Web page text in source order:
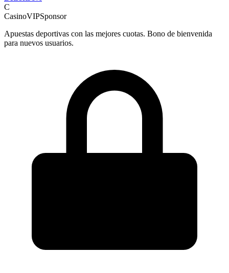
C
CasinoVIPSponsor
Apuestas deportivas con las mejores cuotas. Bono de bienvenida
para nuevos usuarios.